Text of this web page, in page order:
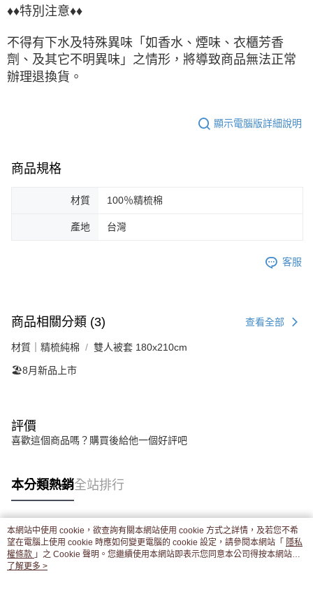
♦♦特別注意♦♦
不得有下水及特殊異味「如香水、煙味、衣櫃芳香
劑、及其它不明異味」之情形，將導致商品無法正常
辦理退換貨。
顯示電腦版詳細說明
商品規格
材質 100％精梳棉
產地 台灣
客服
商品相關分類 (3) 查看全部
材質｜精梳純棉 雙人被套 180x210cm
🏖️8月新品上市
評價
喜歡這個商品嗎？購買後給他一個好評吧
本分類熱銷全站排行
熱門標籤
本網站中使用 cookie，欲查詢有關本網站使用 cookie 方式之詳情，及若您不希
望在電腦上使用 cookie 時應如何變更電腦的 cookie 設定，請參閱本網站「 隱私
權條款 」之 Cookie 聲明。您繼續使用本網站即表示您同意本公司得按本網站使
用條款之 Cookie 聲明使用 cookie。
了解更多 >